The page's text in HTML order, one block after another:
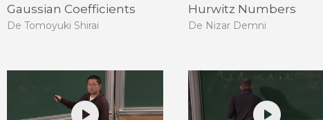
Gaussian Coefficients
De Tomoyuki Shirai
Hurwitz Numbers
De Nizar Demni